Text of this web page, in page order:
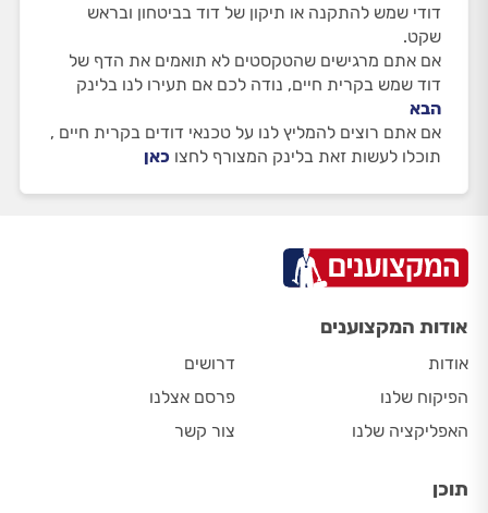
דודי שמש להתקנה או תיקון של דוד בביטחון ובראש
שקט.
אם אתם מרגישים שהטקסטים לא תואמים את הדף של
דוד שמש בקרית חיים, נודה לכם אם תעירו לנו בלינק
הבא
אם אתם רוצים להמליץ לנו על טכנאי דודים בקרית חיים ,
תוכלו לעשות זאת בלינק המצורף לחצו כאן
אודות המקצוענים
אודות
הפיקוח שלנו
האפליקציה שלנו
דרושים
פרסם אצלנו
צור קשר
תוכן